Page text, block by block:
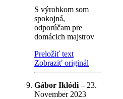
S výrobkom som
spokojná,
odporúčam pre
domácich majstrov
Preložiť text
Zobraziť originál
Gábor Iklódi – 23.
November 2023